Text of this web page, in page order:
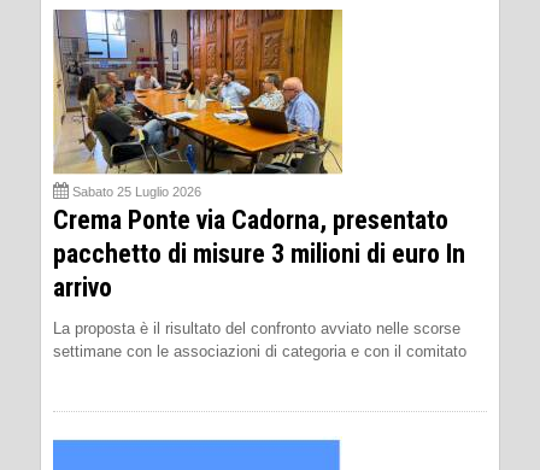
Sabato 25 Luglio 2026
Crema Ponte via Cadorna, presentato
pacchetto di misure 3 milioni di euro In
arrivo
La proposta è il risultato del confronto avviato nelle scorse
settimane con le associazioni di categoria e con il comitato